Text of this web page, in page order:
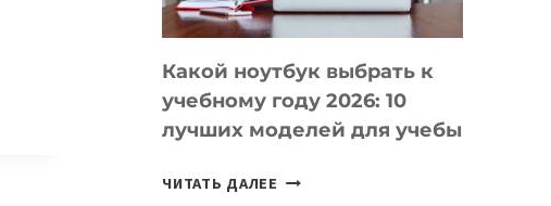
БЕЗ
КОДА
Какой ноутбук выбрать к
учебному году 2026: 10
лучших моделей для учебы
ЧИТАТЬ ДАЛЕЕ КАКОЙ